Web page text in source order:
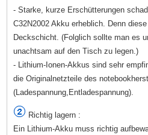
- Starke, kurze Erschütterungen
C32N2002 Akku erheblich. Denn
Deckschicht. (Folglich sollte man es
unachtsam auf den Tisch zu legen.)
- Lithium-Ionen-Akkus sind sehr
die Originalnetzteile des
(Ladespannung,Entladespannung).
Richtig lagern :
Ein Lithium-Akku muss richtig